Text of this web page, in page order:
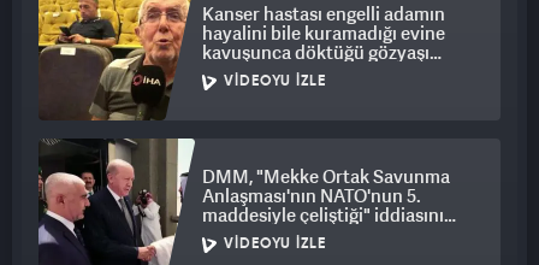
Kanser hastası engelli adamın
hayalini bile kuramadığı evine
kavuşunca döktüğü gözyaşı
duygulandırdı
VIDEOYU İZLE
DMM, "Mekke Ortak Savunma
Anlaşması'nın NATO'nun 5.
maddesiyle çeliştiği" iddiasını
yalanladı
VIDEOYU İZLE